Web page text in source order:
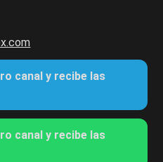
canal y recibe las
canal y recibe las